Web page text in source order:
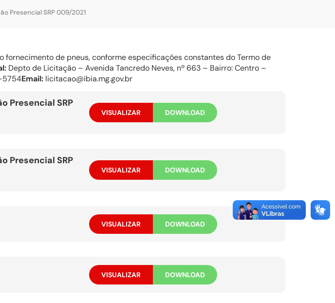
Presencial SRP 009/2021
de pneus, conforme especificações constantes do Termo de
Depto de Licitação – Avenida Tancredo Neves, nº 663 – Bairro: Centro –
5754Email: licitacao@ibia.mg.gov.br
Presencial SRP
VISUALIZAR DOWNLOAD
Presencial SRP
VISUALIZAR DOWNLOAD
VISUALIZAR DOWNLOAD
VISUALIZAR DOWNLOAD